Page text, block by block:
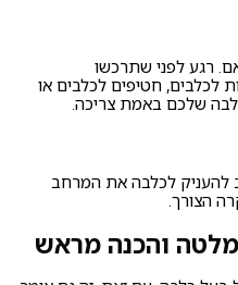
רגע לפני שתרכשו
לכלבים, חטיפים לכלבים או
שלכם באמת צריכה.
להעניק לכלבה את המרחב
הצורך.
והכנה מראש